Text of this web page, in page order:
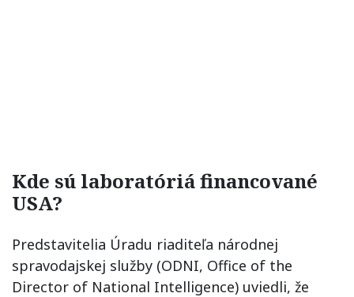
Kde sú laboratóriá financované
USA?
Predstavitelia Úradu riaditeľa národnej
spravodajskej služby (ODNI, Office of the
Director of National Intelligence) uviedli, že